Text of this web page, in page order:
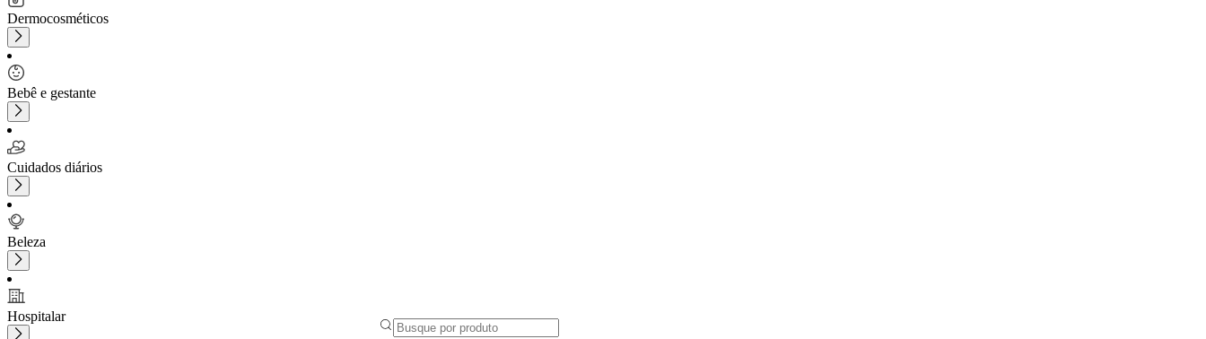
Dermocosméticos
Bebê e gestante
Cuidados diários
Beleza
Hospitalar